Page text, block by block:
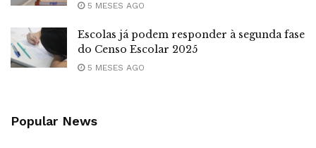
5 MESES AGO
Escolas já podem responder à segunda fase
do Censo Escolar 2025
5 MESES AGO
Popular News